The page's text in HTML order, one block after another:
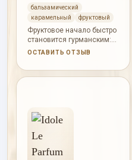
бальзамический
карамельный
фруктовый
Фруктовое начало быстро
становится гурманским:
карамель, ваниль и
пачули, папирус и ладан
добавляют темную
ОСТАВИТЬ ОТЗЫВ